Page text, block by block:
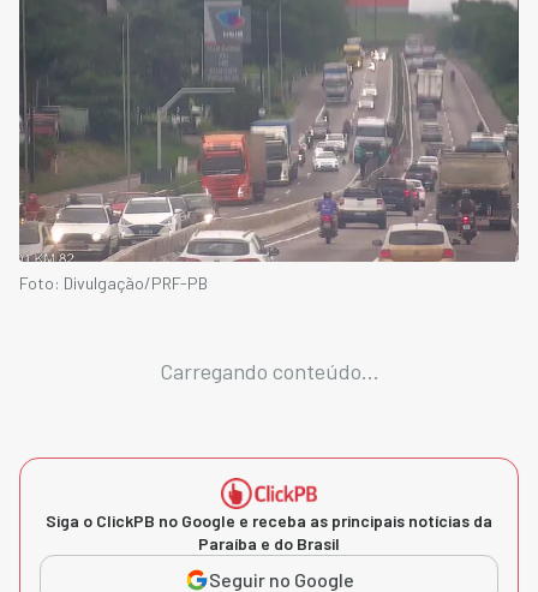
Foto: Divulgação/PRF-PB
Carregando conteúdo...
Siga o ClickPB no Google e receba as principais notícias da
Paraíba e do Brasil
Seguir no Google